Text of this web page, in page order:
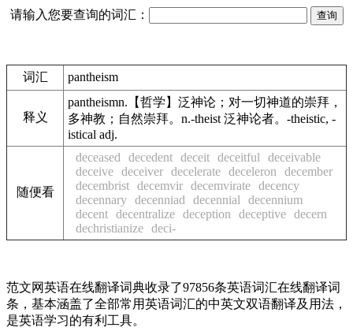
请输入您要查询的词汇：
词汇 pantheism
释义
pantheismn.【哲学】泛神论；对一切神道的崇拜，
多神教；自然崇拜。n.-theist 泛神论者。-theistic, -
istical adj.
随便看
deceased decedent deceit deceitful
deceivable
deceive deceiver decelerate deceleron
december
decembrist decemvir decemvirate decency
decennary decenniad decennial
decennium
decent decentralize deception deceptive decern
dechristianize deci-
范文网英语在线翻译词典收录了97856条英语词汇在线翻译词
条，基本涵盖了全部常用英语词汇的中英文双语翻译及用法，
是英语学习的有利工具。